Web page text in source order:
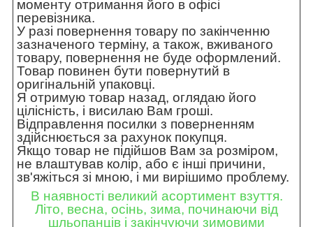
моменту отримання його в офісі
перевізника.
У разі повернення товару по закінченню
зазначеного терміну, а також, вживаного
товару, повернення не буде оформлений.
Товар повинен бути повернутий в
оригінальній упаковці.
Я отримую товар назад, оглядаю його
цілісність, і висилаю Вам гроші.
Відправлення посилки з поверненням
здійснюється за рахунок покупця.
Якщо товар не підійшов Вам за розміром,
не влаштував колір, або є інші причини,
зв'яжіться зі мною, і ми вирішимо проблему.
В наявності великий асортимент взуття.
Літо, весна, осінь, зима, починаючи від
шльопанців і закінчуючи зимовими